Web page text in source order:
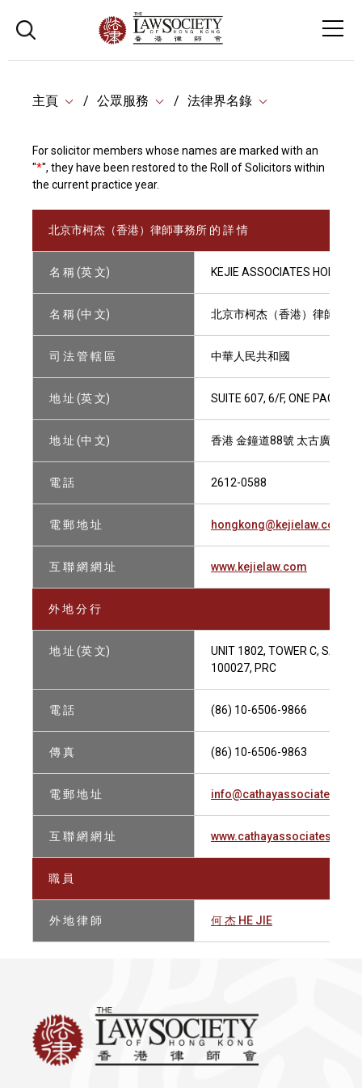
主頁 公眾服務 法律界名錄
For solicitor members whose names are marked with an
"*", they have been restored to the Roll of Solicitors within
the current practice year.
北京市柯杰（香港）律師事務所 的 詳 情
名 稱 (英 文) KEJIE ASSOCIATES HONG
名 稱 (中 文) 北京市柯杰（香港）律師事務
司 法 管 轄 區 中華人民共和國
地 址 (英 文) SUITE 607, 6/F, ONE PACIFIC
地 址 (中 文) 香港 金鐘道88號 太古廣場一
電 話 2612-0588
電 郵 地 址 hongkong@kejielaw.com
互 聯 網 網 址 www.kejielaw.com
外 地 分 行
地 址 (英 文)
UNIT 1802, TOWER C,
100027, PRC
電 話 (86) 10-6506-9866
傳 真 (86) 10-6506-9863
電 郵 地 址 info@cathayassociates.cn
互 聯 網 網 址 www.cathayassociates.cn
職 員
外 地 律 師 何 杰 HE JIE